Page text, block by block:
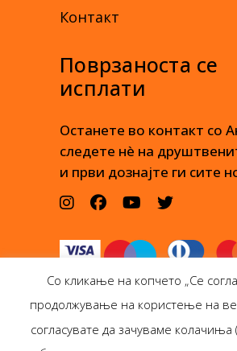
Контакт
Поврзаноста се
исплати
Останете во контакт со
следете нè на
и први дознајте ги сите
Со кликање на копчето „Се
продолжување на користење на
согласувате да зачуваме колачиња